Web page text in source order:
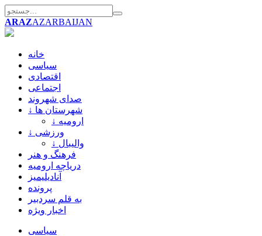
ARAZAZARBAIJAN
خانه
سیاسی
اقتصادی
اجتماعی
صدای شهروند
↓ شهرستان ها
↓ ارومیه
↓ ورزشی
↓ والیبال
فرهنگ و هنر
دریاچه ارومیه
آنادیلیمیز
پرونده
به قلم سردبیر
اخبار ویژه
سیاسی